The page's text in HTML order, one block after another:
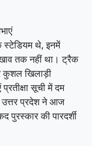
स्टेडियम थे, इनमें
तक नहीं था। ट्रैक
कुशल खिलाड़ी
सूची में दम
उत्तर प्रदेश ने आज
पुरस्कार की पारदर्शी